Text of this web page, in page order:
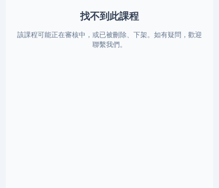
找不到此課程
該課程可能正在審核中，或已被刪除、下架。如有疑問，歡迎
聯繫我們。